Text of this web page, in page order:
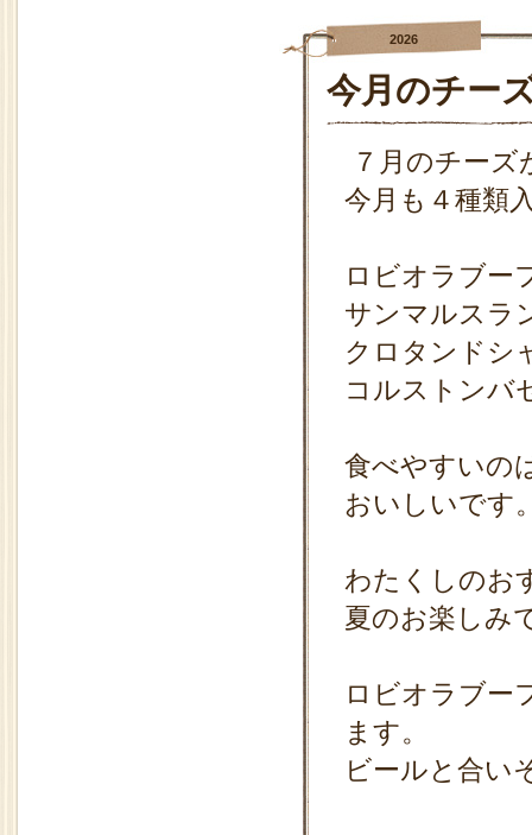
2026
今月のチー
７月のチー
今月も４種類
ロビオラブ
サンマルス
クロタンド
コルストン
食べやすいの
おいしいです
わたくしのお
夏のお楽しみ
ロビオラブー
ます。
ビールと合い